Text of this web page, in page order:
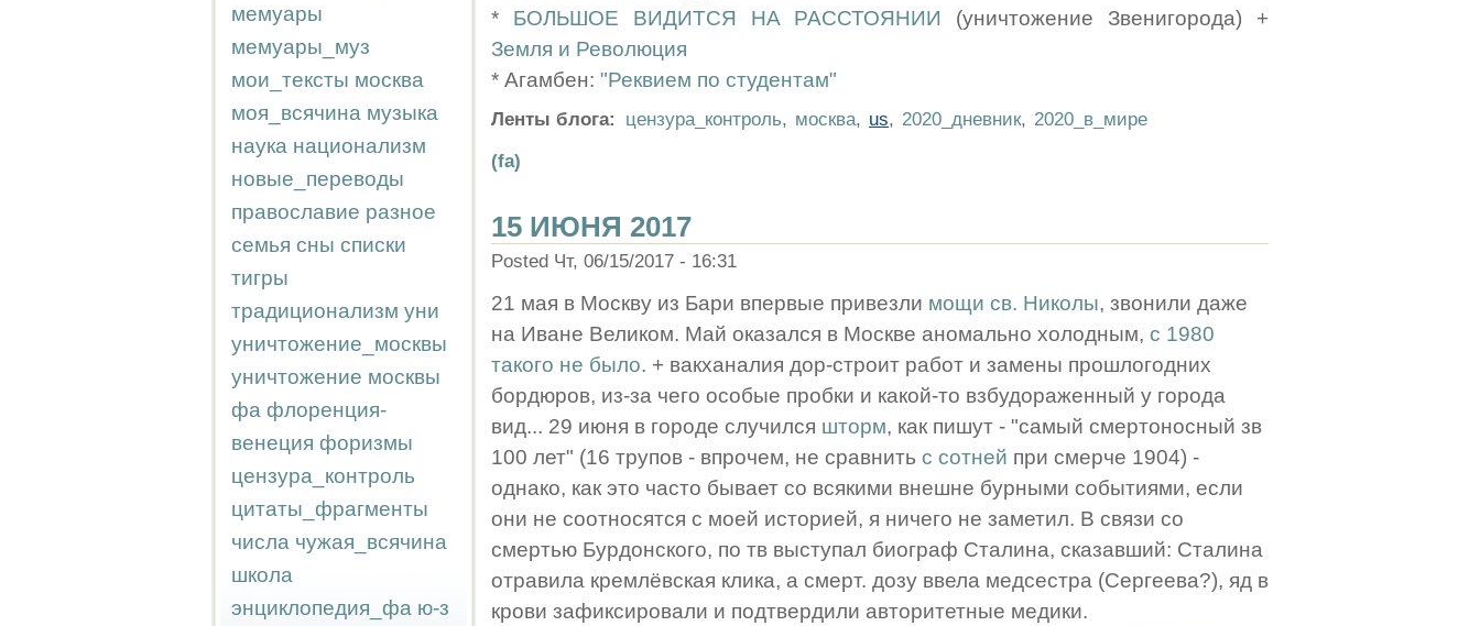
мемуары
мемуары_муз
мои_тексты москва
моя_всячина музыка
наука национализм
новые_переводы
православие разное
семья сны списки
тигры
традиционализм уни
уничтожение_москвы
уничтожение москвы
фа флоренция-
венеция форизмы
цензура_контроль
цитаты_фрагменты
числа чужая_всячина
школа
энциклопедия_фа ю-з
* БОЛЬШОЕ ВИДИТСЯ НА РАССТОЯНИИ
(уничтожение Звенигорода) +
Земля и Революция
* Агамбен: "Реквием по студентам"
Ленты блога: цензура_контроль, москва, us, 2020_дневник, 2020_в_мире
(fa)
15 ИЮНЯ 2017
Posted Чт, 06/15/2017 - 16:31
21 мая в Москву из Бари впервые привезли мощи св. Николы, звонили даже
на Иване Великом. Май оказался в Москве аномально холодным, с 1980
такого не было. + вакханалия дор-строит работ и замены прошлогодних
бордюров, из-за чего особые пробки и какой-то взбудораженный у города
вид... 29 июня в городе случился шторм, как пишут - "самый смертоносный зв
100 лет" (16 трупов - впрочем, не сравнить с сотней при смерче 1904) -
однако, как это часто бывает со всякими внешне бурными событиями, если
они не соотносятся с моей историей, я ничего не заметил. В связи со
смертью Бурдонского, по тв выступал биограф Сталина, сказавший: Сталина
отравила кремлёвская клика, а смерт. дозу ввела медсестра (Сергеева?), яд в
крови зафиксировали и подтвердили авторитетные медики.